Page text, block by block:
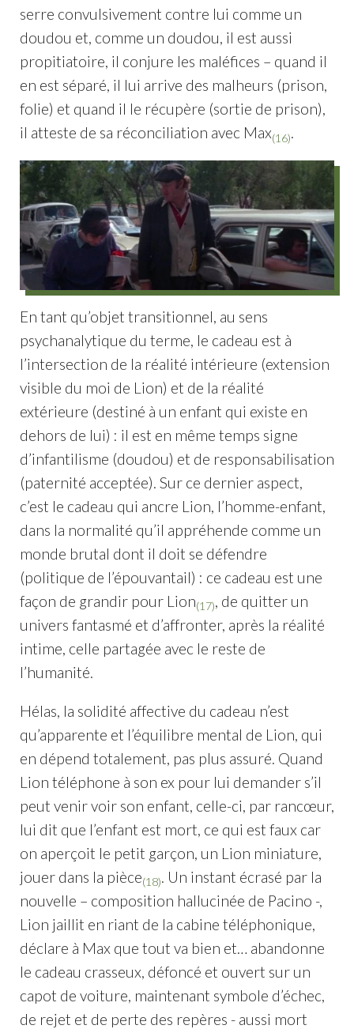
serre convulsivement contre lui comme un
doudou et, comme un doudou, il est aussi
propitiatoire, il conjure les maléfices – quand il
en est séparé, il lui arrive des malheurs (prison,
folie) et quand il le récupère (sortie de prison),
il atteste de sa réconciliation avec Max(16).
En tant qu’objet transitionnel, au sens
psychanalytique du terme, le cadeau est à
l’intersection de la réalité intérieure (extension
visible du moi de Lion) et de la réalité
extérieure (destiné à un enfant qui existe en
dehors de lui) : il est en même temps signe
d’infantilisme (doudou) et de responsabilisation
(paternité acceptée). Sur ce dernier aspect,
c’est le cadeau qui ancre Lion, l’homme-enfant,
dans la normalité qu’il appréhende comme un
monde brutal dont il doit se défendre
(politique de l’épouvantail) : ce cadeau est une
façon de grandir pour Lion(17), de quitter un
univers fantasmé et d’affronter, après la réalité
intime, celle partagée avec le reste de
l’humanité.
Hélas, la solidité affective du cadeau n’est
qu’apparente et l’équilibre mental de Lion, qui
en dépend totalement, pas plus assuré. Quand
Lion téléphone à son ex pour lui demander s’il
peut venir voir son enfant, celle-ci, par rancœur,
lui dit que l’enfant est mort, ce qui est faux car
on aperçoit le petit garçon, un Lion miniature,
jouer dans la pièce(18). Un instant écrasé par la
nouvelle – composition hallucinée de Pacino -,
Lion jaillit en riant de la cabine téléphonique,
déclare à Max que tout va bien et… abandonne
le cadeau crasseux, défoncé et ouvert sur un
capot de voiture, maintenant symbole d’échec,
de rejet et de perte des repères - aussi mort